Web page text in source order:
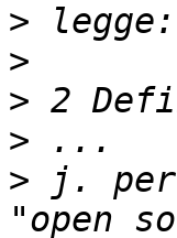
>
>
>
>
> j. per